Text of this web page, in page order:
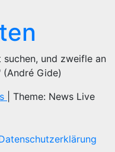
suchen, und zweifle an
(André Gide)
Theme: News Live